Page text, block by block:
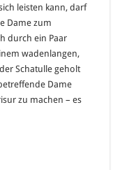
leisten kann, darf
Dame zum
durch ein Paar
wadenlangen,
Schatulle geholt
Dame
zu machen – es